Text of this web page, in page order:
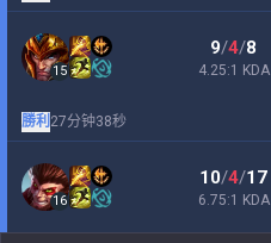
15
9/4/8
4.25:1 KDA
勝利 27分钟38秒
16
10/4/17
6.75:1 KDA